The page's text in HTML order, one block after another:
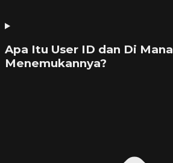
Apa Itu User ID dan Di Mana
Menemukannya?